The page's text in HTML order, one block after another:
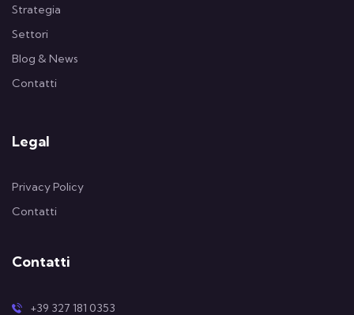
Strategia
Settori
Blog & News
Contatti
Legal
Privacy Policy
Contatti
Contatti
+39 327 181 0353